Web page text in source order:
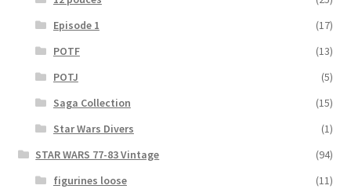
Episode 1
(17)
POTF
(13)
POTJ
(5)
Saga Collection
(15)
Star Wars Divers
(1)
STAR WARS 77-83 Vintage
(94)
figurines loose
(11)